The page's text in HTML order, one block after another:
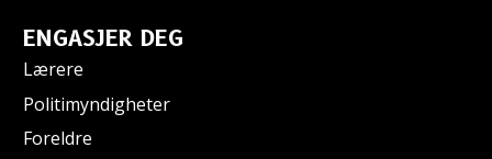
ENGASJER DEG
Lærere
Politimyndigheter
Foreldre